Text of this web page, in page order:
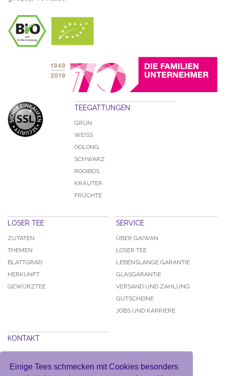
Einige Tees schmecken mit Cookies besonders
TEEGATTUNGEN
GRÜN
WEISS
OOLONG
SCHWARZ
ROOIBOS
KRÄUTER
FRÜCHTE
LOSER TEE
ZUTATEN
THEMEN
BLATTGRAD
HERKUNFT
GEWÜRZTEE
SERVICE
ÜBER GAIWAN
LOSER TEE
LEBENSLANGE GARANTIE
GLASGARANTIE
VERSAND UND ZAHLUNG
GUTSCHEINE
JOBS UND KARRIERE
KONTAKT
DATENSCHUTZ
AGB